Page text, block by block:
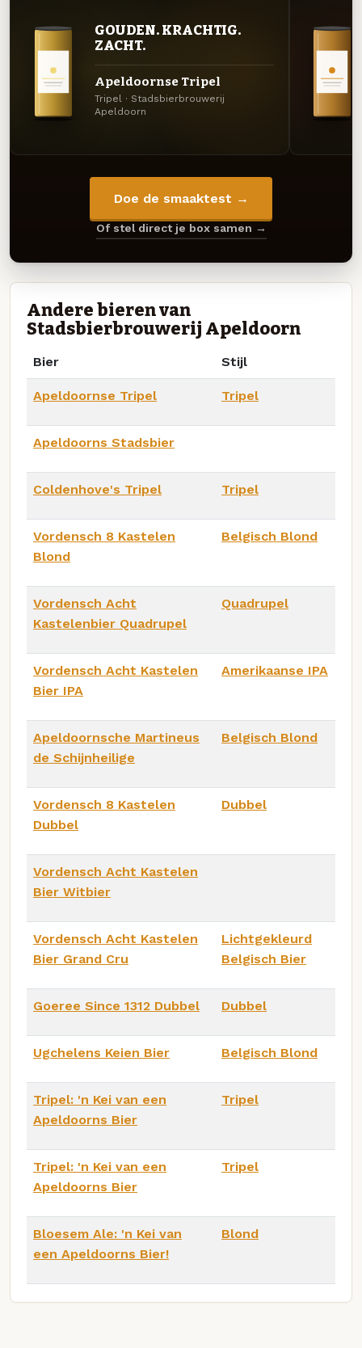
GOUDEN. KRACHTIG.
ZACHT.
Apeldoornse Tripel
Tripel · Stadsbierbrouwerij
Apeldoorn
Doe de smaaktest →
Of stel direct je box samen →
Andere bieren van
Stadsbierbrouwerij Apeldoorn
Bier Stijl
Apeldoornse Tripel Tripel
Apeldoorns Stadsbier
Coldenhove's Tripel Tripel
Vordensch 8 Kastelen
Blond
Belgisch Blond
Vordensch Acht
Kastelenbier Quadrupel
Quadrupel
Vordensch Acht Kastelen
Bier IPA
Amerikaanse IPA
Apeldoornsche Martineus
de Schijnheilige
Belgisch Blond
Vordensch 8 Kastelen
Dubbel
Dubbel
Vordensch Acht Kastelen
Bier Witbier
Vordensch Acht Kastelen
Bier Grand Cru
Lichtgekleurd
Belgisch Bier
Goeree Since 1312 Dubbel Dubbel
Ugchelens Keien Bier Belgisch Blond
Tripel: 'n Kei van een
Apeldoorns Bier
Tripel
Tripel: 'n Kei van een
Apeldoorns Bier
Tripel
Bloesem Ale: 'n Kei van
een Apeldoorns Bier!
Blond